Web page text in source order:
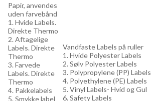
Papir, anvendes
uden farvebånd
1. Hvide Labels.
Direkte Thermo
2. Aftagelige
Labels. Direkte
Thermo
3. Farvede
Labels. Direkte
Thermo
4. Pakkelabels
5. Smykke label
Vandfaste Labels på ruller
1. Hvide Polyester Labels
2. Sølv Polyester Labels
3. Polypropylene (PP) Labels
4. Polyethylene (PE) Labels
5. Vinyl Labels- Hvid og Gul
6. Safety Labels